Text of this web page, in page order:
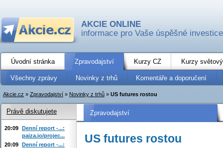
AKCIE ONLINE
informace pro Vaše úspěšné investice
Úvodní stránka Zpravodajství Kurzy CZ Kurzy
Všechny zprávy Novinky z trhů Komentáře a doporučení
Akcie.cz » Zpravodajství » Novinky z trhů » US futures rostou
Zpravodajství
US futures rostou
Právě diskutujete
20:09 Denní report -...:
paiza.io/projec...
20:09 Denní report -...: